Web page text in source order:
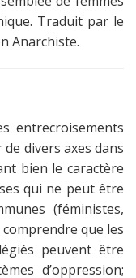
Traduit par le
Anarchiste.
entrecroisements
divers axes dans
bien le caractère
qui ne peut être
(féministes,
que les
peuvent être
d’oppression;